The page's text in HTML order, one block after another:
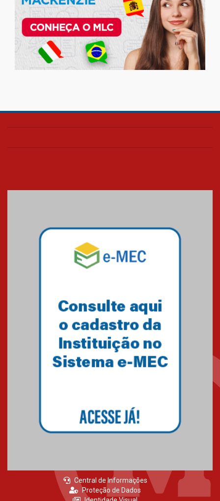
Central de Informações
Proteção de Dados